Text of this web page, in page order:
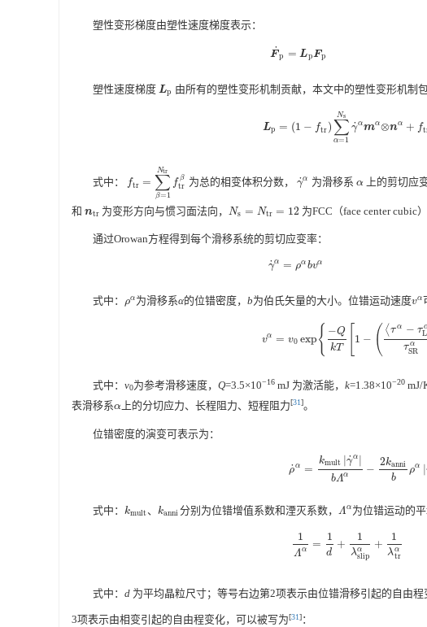
塑性变形梯度由塑性速度梯度表示：
F˙p = LpFp
F˙ p= LpFp
塑性速度梯度 Lp
Lp 由所有的塑性变形机制贡献，本文中的塑性变形机制
Lp = (1 − ftr)∑
α=1
Ns
γ
˙αmα⊗nα + ft
Lp=(1 −ft r)∑ α=1 Ns γ˙αmα⊗nα+ r∑ β=
式中： ftr = ∑
β=1
Ntr
fβ
tr
ftr= ∑β =1 trft rβ
为总的相变体积分数， γ
˙α
γ˙α 为滑移系 α
α 上的剪切应
和 ntr
ntr为变形方向与惯习面法向， Ns = Ntr = 12
Ns= Nt r=12 为FCC（face center cubic
通过Orowan方程得到每个滑移系统的剪切应变率：
γ
˙α = ρα bvα
γ˙ α= ραbvα
式中： ρα
ρα为滑移系α的位错密度，b为伯氏矢量的大小。位错运动速度vα
vα
vα = v0 exp{ −Q
kT
1 − ( ⟨τ α − τL
τ α
SR
v α=v0exp −Qk [1 −( τ α−τLRα⟩τS
式中： v0为参考滑移速度， Q=3.5×10−16 mJ 为激活能， k=1.38×10−20 mJ/
表滑移系α
α 上的分切应力、长程阻力、短程阻力[31]。
位错密度的演变可表示为：
ρ
˙α =
kmult |γ
˙α
bΛα −
2kanni
b
ρα
ρ˙α =k mult|γ˙α|bΛ α− 2kannibρα |
式中： kmult、 kanni
kmult、kanni
分别为位错增值系数和湮灭系数， Λα
Λα为位错运动的
1
Λα =
1
d
+
1
λα
slip
+
1
λα
tr
1Λ α=1 d+ 1λ slipα+1λ trα
式中： d 为平均晶粒尺寸；等号右边第2项表示由位错滑移引起的自由程
3项表示由相变引起的自由程变化，可以被写为[31]：